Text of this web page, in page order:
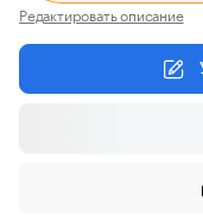
Редактировать описание